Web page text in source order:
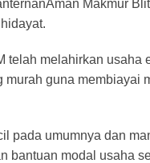
Makmur
telah melahirkan usaha
guna membiayai
pada umumnya dan
bantuan modal usaha